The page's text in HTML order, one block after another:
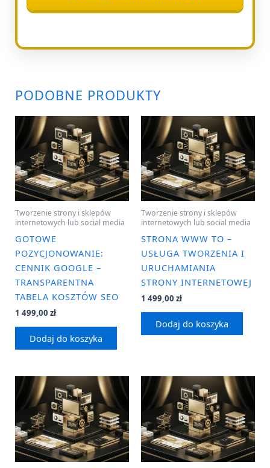
PODOBNE PRODUKTY
Tworzenie strony i sklepów
internetowych lub social media
GOTOWE
POZYCJONOWANIE:
CENNIK GOOGLE –
TRANSPARENTNA
TABELA KOSZTÓW SEO
1 499,00 zł
Dodaj do koszyka
Tworzenie strony i sklepów
internetowych lub social media
STRONA WWW TO –
USŁUGA TWORZENIA I
URUCHAMIANIA
STRONY INTERNETOWEJ
1 499,00 zł
Dodaj do koszyka